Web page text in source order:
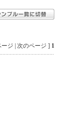
ジ | 次のページ ] 1